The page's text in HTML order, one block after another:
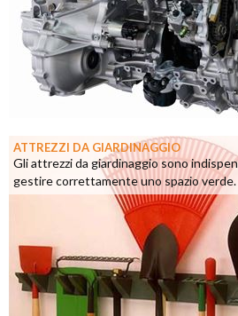
ATTREZZI DA GIARDINAGGIO
Gli attrezzi da giardinaggio sono
gestire correttamente uno spazio verde.